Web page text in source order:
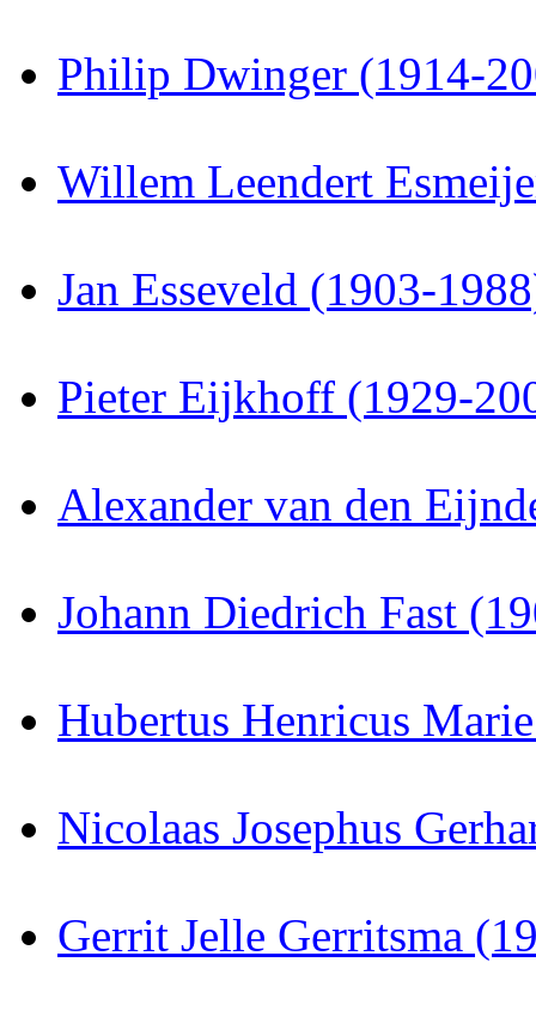
Philip Dwinger (1914-
Willem Leendert
Jan Esseveld (1903-
Pieter Eijkhoff (1929-
Alexander van den
Johann Diedrich Fast
Hubertus Henricus
Nicolaas Josephus
Gerrit Jelle Gerritsma